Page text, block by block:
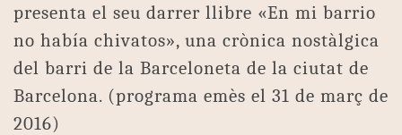
presenta el seu darrer llibre «En mi barrio
no había chivatos», una crònica nostàlgica
del barri de la Barceloneta de la ciutat de
Barcelona. (programa emès el 31 de març de
2016)